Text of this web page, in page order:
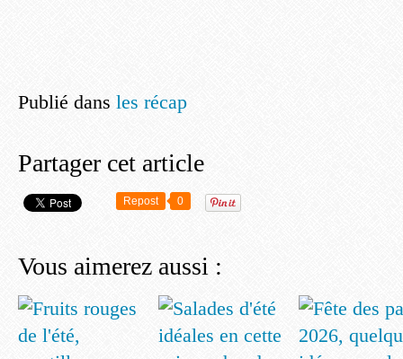
Publié dans les récap
Partager cet article
Repost 0
Vous aimerez aussi :